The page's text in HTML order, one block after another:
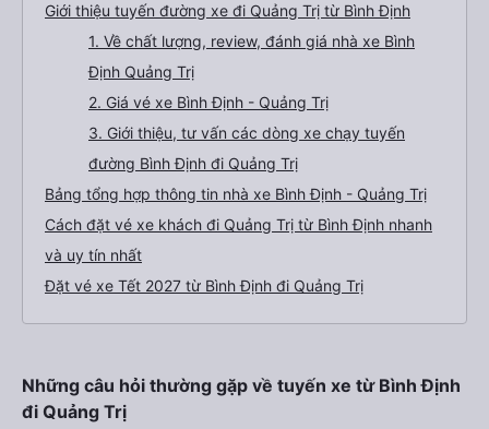
Giới thiệu tuyến đường xe đi Quảng Trị từ Bình Định
1. Về chất lượng, review, đánh giá nhà xe Bình
Định Quảng Trị
2. Giá vé xe Bình Định - Quảng Trị
3. Giới thiệu, tư vấn các dòng xe chạy tuyến
đường Bình Định đi Quảng Trị
Bảng tổng hợp thông tin nhà xe Bình Định - Quảng Trị
Cách đặt vé xe khách đi Quảng Trị từ Bình Định nhanh
và uy tín nhất
Đặt vé xe Tết 2027 từ Bình Định đi Quảng Trị
Những câu hỏi thường gặp về tuyến xe từ Bình Định
đi Quảng Trị